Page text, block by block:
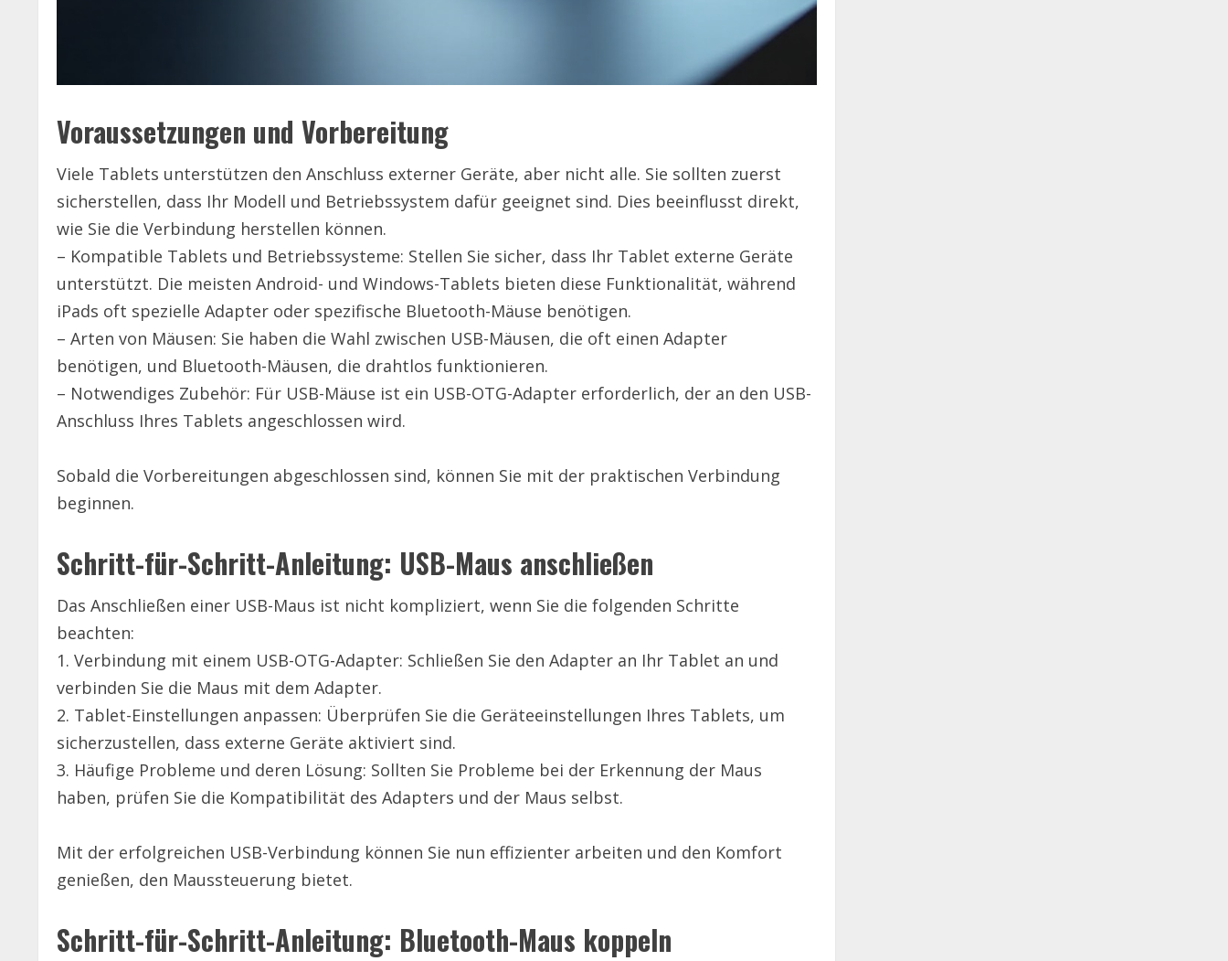
Voraussetzungen und Vorbereitung
Viele Tablets unterstützen den Anschluss externer Geräte, aber nicht alle. Sie sollten zuerst
sicherstellen, dass Ihr Modell und Betriebssystem dafür geeignet sind. Dies beeinflusst direkt,
wie Sie die Verbindung herstellen können.
– Kompatible Tablets und Betriebssysteme: Stellen Sie sicher, dass Ihr Tablet externe Geräte
unterstützt. Die meisten Android- und Windows-Tablets bieten diese Funktionalität, während
iPads oft spezielle Adapter oder spezifische Bluetooth-Mäuse benötigen.
– Arten von Mäusen: Sie haben die Wahl zwischen USB-Mäusen, die oft einen Adapter
benötigen, und Bluetooth-Mäusen, die drahtlos funktionieren.
– Notwendiges Zubehör: Für USB-Mäuse ist ein USB-OTG-Adapter erforderlich, der an den USB-
Anschluss Ihres Tablets angeschlossen wird.
Sobald die Vorbereitungen abgeschlossen sind, können Sie mit der praktischen Verbindung
beginnen.
Schritt-für-Schritt-Anleitung: USB-Maus anschließen
Das Anschließen einer USB-Maus ist nicht kompliziert, wenn Sie die folgenden Schritte
beachten:
1. Verbindung mit einem USB-OTG-Adapter: Schließen Sie den Adapter an Ihr Tablet an und
verbinden Sie die Maus mit dem Adapter.
2. Tablet-Einstellungen anpassen: Überprüfen Sie die Geräteeinstellungen Ihres Tablets, um
sicherzustellen, dass externe Geräte aktiviert sind.
3. Häufige Probleme und deren Lösung: Sollten Sie Probleme bei der Erkennung der Maus
haben, prüfen Sie die Kompatibilität des Adapters und der Maus selbst.
Mit der erfolgreichen USB-Verbindung können Sie nun effizienter arbeiten und den Komfort
genießen, den Maussteuerung bietet.
Schritt-für-Schritt-Anleitung: Bluetooth-Maus koppeln